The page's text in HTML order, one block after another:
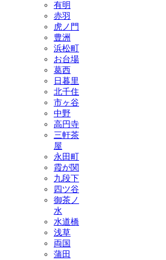
有明
赤羽
虎ノ門
豊洲
浜松町
お台場
葛西
日暮里
北千住
市ヶ谷
中野
高円寺
三軒茶
屋
永田町
霞が関
九段下
四ツ谷
御茶ノ
水
水道橋
浅草
両国
蒲田